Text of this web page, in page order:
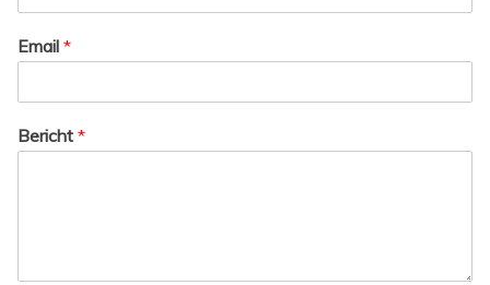
Email *
Bericht *